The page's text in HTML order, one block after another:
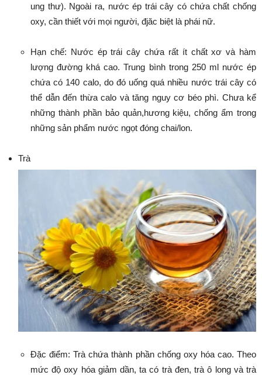
ung thư). Ngoài ra, nước ép trái cây có chứa chất chống
oxy, cần thiết với mọi người, đjăc biệt là phái nữ.
Hạn chế: Nước ép trái cây chứa rất ít chất xơ và hàm
lượng đường khá cao. Trung bình trong 250 ml nước ép
chứa có 140 calo, do đó uống quá nhiều nước trái cây có
thể dẫn đến thừa calo và tăng nguy cơ béo phì. Chưa kể
những thành phần bảo quản,hương kiệu, chống ẩm trong
những sản phẩm nước ngọt đóng chai/lon.
Trà
Đặc điểm: Trà chứa thành phần chống oxy hóa cao. Theo
mức độ oxy hóa giảm dần, ta có trà đen, trà ô long và trà